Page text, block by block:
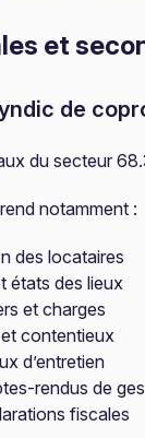
et
de
du secteur
notamment :
des locataires
états des lieux
et charges
contentieux
d’entretien
rendus de
fiscales